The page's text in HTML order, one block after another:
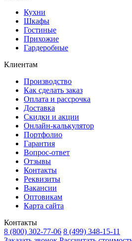
Кухни
Шкафы
Гостиные
Прихожие
Гардеробные
Клиентам
Производство
Как сделать заказ
Оплата и рассрочка
Доставка
Скидки и акции
Онлайн-калькулятор
Портфолио
Гарантия
Вопрос-ответ
Отзывы
Контакты
Реквизиты
Вакансии
Оптовикам
Карта сайта
Контакты
8 (800) 302-77-06 8 (499) 348-15-11